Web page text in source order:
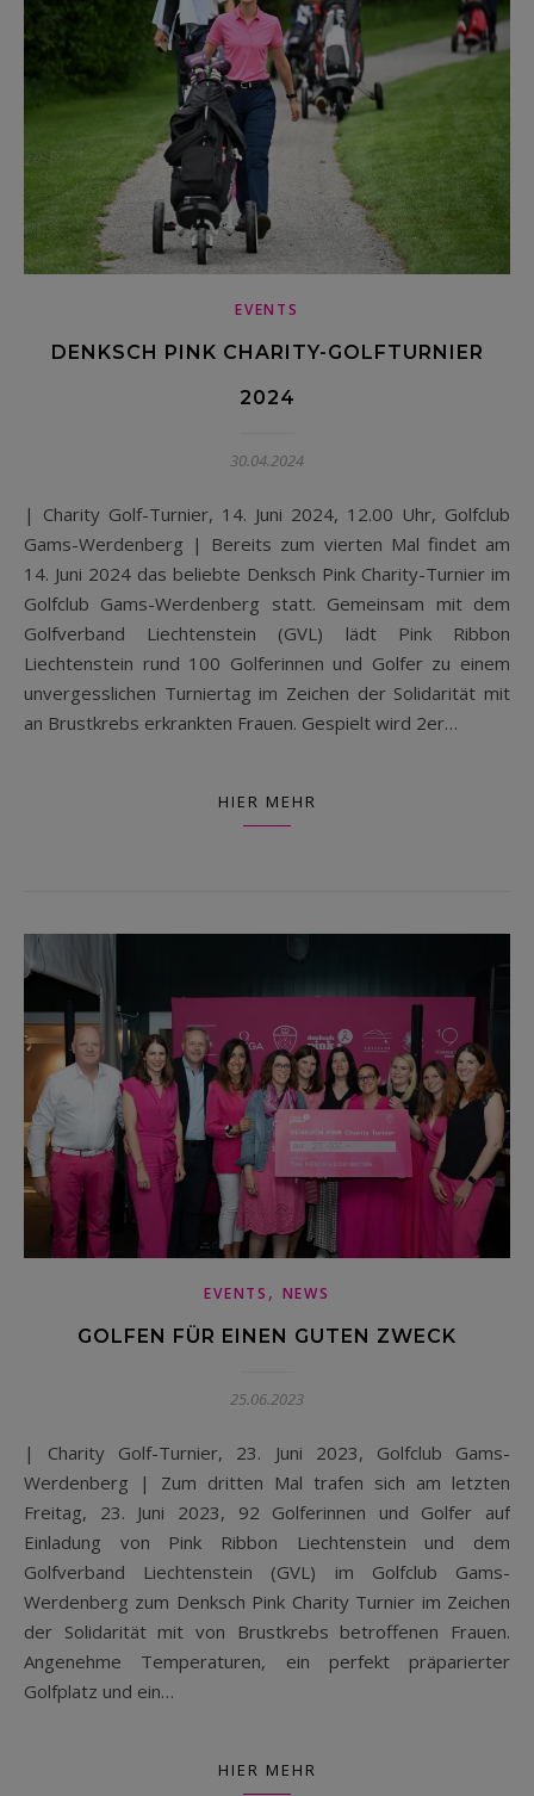
EVENTS
DENKSCH PINK CHARITY-GOLFTURNIER
2024
30.04.2024
| Charity Golf-Turnier, 14. Juni 2024, 12.00 Uhr, Golfclub
Gams-Werdenberg | Bereits zum vierten Mal findet am
14. Juni 2024 das beliebte Denksch Pink Charity-Turnier im
Golfclub Gams-Werdenberg statt. Gemeinsam mit dem
Golfverband Liechtenstein (GVL) lädt Pink Ribbon
Liechtenstein rund 100 Golferinnen und Golfer zu einem
unvergesslichen Turniertag im Zeichen der Solidarität mit
an Brustkrebs erkrankten Frauen. Gespielt wird 2er…
HIER MEHR
EVENTS , NEWS
GOLFEN FÜR EINEN GUTEN ZWECK
25.06.2023
| Charity Golf-Turnier, 23. Juni 2023, Golfclub Gams-
Werdenberg | Zum dritten Mal trafen sich am letzten
Freitag, 23. Juni 2023, 92 Golferinnen und Golfer auf
Einladung von Pink Ribbon Liechtenstein und dem
Golfverband Liechtenstein (GVL) im Golfclub Gams-
Werdenberg zum Denksch Pink Charity Turnier im Zeichen
der Solidarität mit von Brustkrebs betroffenen Frauen.
Angenehme Temperaturen, ein perfekt präparierter
Golfplatz und ein…
HIER MEHR